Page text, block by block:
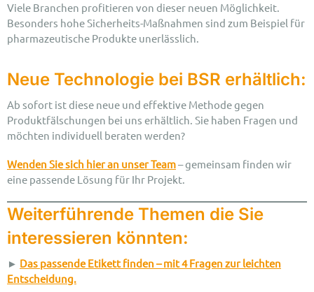
Viele Branchen profitieren von dieser neuen Möglichkeit.
Besonders hohe Sicherheits-Maßnahmen sind zum Beispiel für
pharmazeutische Produkte unerlässlich.
Neue Technologie bei BSR erhältlich:
Ab sofort ist diese neue und effektive Methode gegen
Produktfälschungen bei uns erhältlich. Sie haben Fragen und
möchten individuell beraten werden?
Wenden Sie sich hier an unser Team– gemeinsam finden wir
eine passende Lösung für Ihr Projekt.
Weiterführende Themen die Sie
interessieren könnten:
► Das passende Etikett finden – mit 4 Fragen zur leichten
Entscheidung.